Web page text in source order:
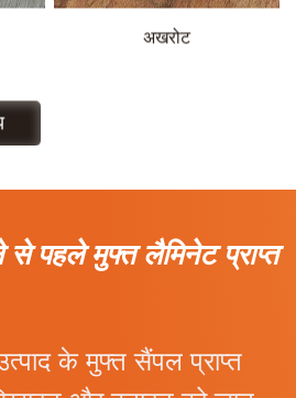
अखरोट
पहले मुफ्त लैमिनेट प्राप्त
के मुफ्त सैंपल प्राप्त